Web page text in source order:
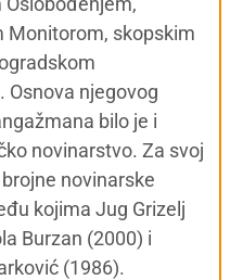
Monitorom, skopskim
Osnova njegovog
bilo je i
novinarstvo. Za svoj
novinarske
kojima Jug Grizelj
Burzan (2000) i
(1986).